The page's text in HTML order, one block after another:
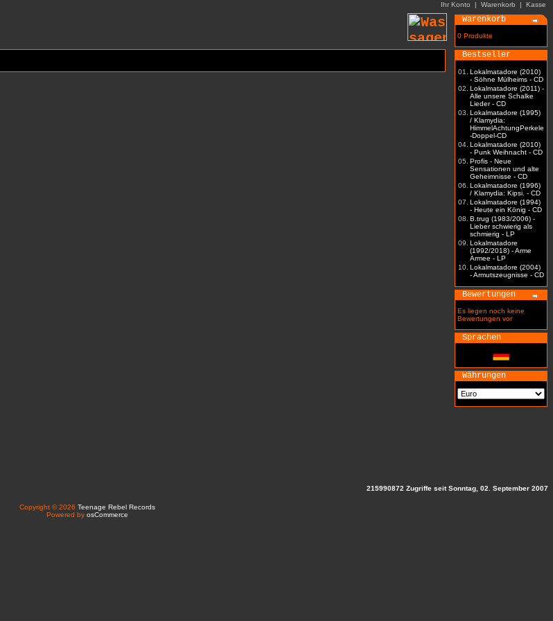
Ihr Konto | Warenkorb | Kasse
Warenkorb
0 Produkte
Bestseller
01.
Lokalmatadore (2010)
- Söhne Mülheims - CD
02. Lokalmatadore (2011) -
Alle unsere Schalke
Lieder - CD
03. Lokalmatadore (1995)
/ Klamydia:
HimmelAchtungPerkele
-Doppel-CD
04. Lokalmatadore (2010)
- Punk Weihnacht - CD
05. Profis - Neue
Sensationen und alte
Geheimnisse - CD
06. Lokalmatadore (1996)
/ Klamydia: Kipsi. - CD
07. Lokalmatadore (1994)
- Heute ein König - CD
08. B.trug (1983/2006) -
Lieber schwierig als
schmierig - LP
09. Lokalmatadore
(1992/2018) - Arme
Armee - LP
10. Lokalmatadore (2004)
- Armutszeugnisse - CD
Bewertungen
Es liegen noch keine
Bewertungen vor
Sprachen
Währungen
215990872 Zugriffe seit Sonntag, 02. September 2007
Copyright © 2026 Teenage Rebel Records
Powered by osCommerce